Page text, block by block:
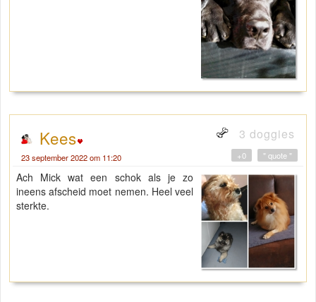
Kees 3 doggies
23 september 2022 om 11:20 " quote "
+0
Ach Mick wat een schok als je zo
ineens afscheid moet nemen. Heel veel
sterkte.